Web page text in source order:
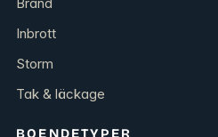
Inbrott
Storm
Tak & läckage
BOENDETYPER